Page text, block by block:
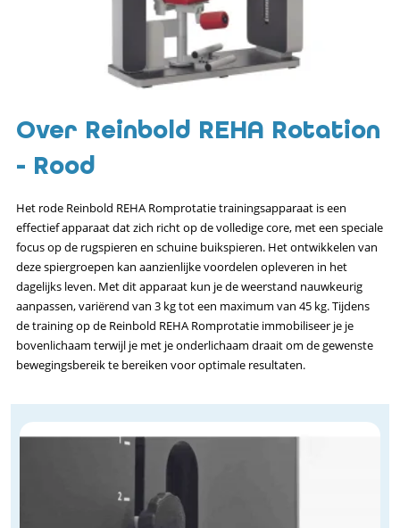
Over Reinbold REHA Rotation
- Rood
Het rode Reinbold REHA Romprotatie trainingsapparaat is een
effectief apparaat dat zich richt op de volledige core, met een speciale
focus op de rugspieren en schuine buikspieren. Het ontwikkelen van
deze spiergroepen kan aanzienlijke voordelen opleveren in het
dagelijks leven. Met dit apparaat kun je de weerstand nauwkeurig
aanpassen, variërend van 3 kg tot een maximum van 45 kg. Tijdens
de training op de Reinbold REHA Romprotatie immobiliseer je je
bovenlichaam terwijl je met je onderlichaam draait om de gewenste
bewegingsbereik te bereiken voor optimale resultaten.